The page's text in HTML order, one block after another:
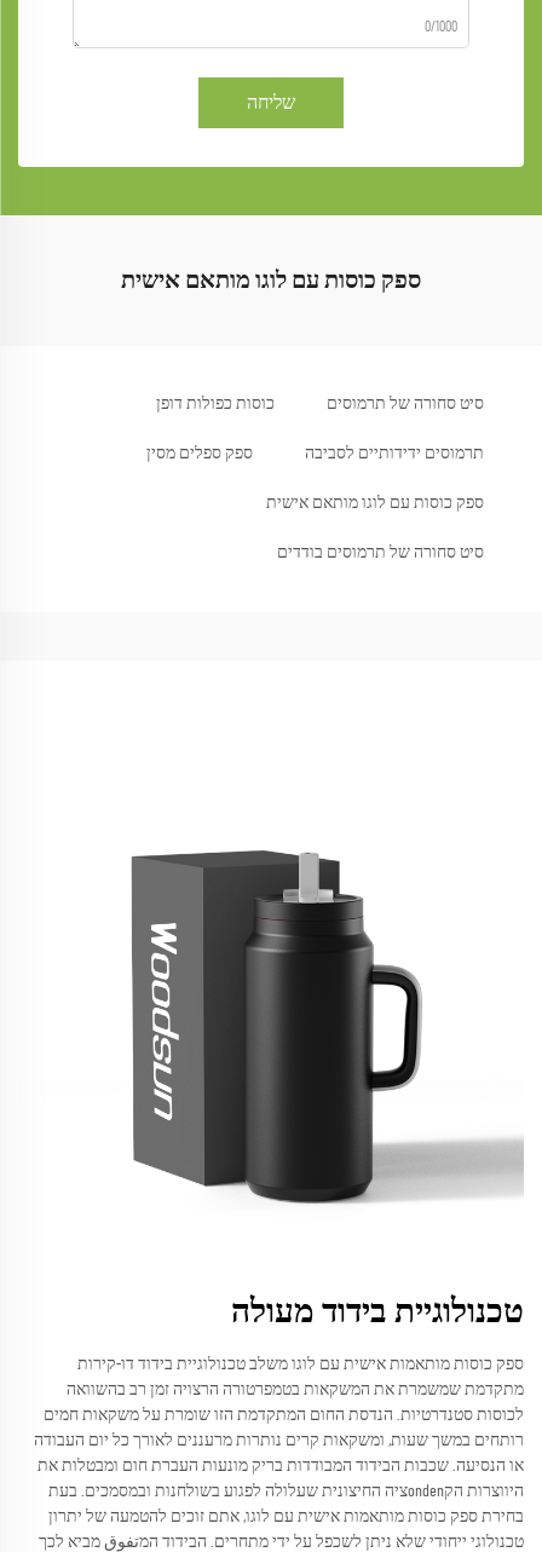
0/1000
שליחה
ספק כוסות עם לוגו מותאם אישית
סיט סחורה של תרמוסים כוסות כפולות דופן
תרמוסים ידידותיים לסביבה ספק ספלים מסין
ספק כוסות עם לוגו מותאם אישית
סיט סחורה של תרמוסים בודדים
טכנולוגיית בידוד מעולה
ספק כוסות מותאמות אישית עם לוגו משלב טכנולוגיית בידוד דו-קירות
מתקדמת שמשמרת את המשקאות בטמפרטורה הרצויה זמן רב בהשוואה
לכוסות סטנדרטיות. הנדסת החום המתקדמת הזו שומרת על משקאות חמים
רותחים במשך שעות, ומשקאות קרים נותרות מרעננים לאורך כל יום העבודה
או הנסיעה. שכבות הבידוד המבודדות בריק מונעות העברת חום ומבטלות את
היווצרות הקondenציה החיצונית שעלולה לפגוע בשולחנות ובמסמכים. בעת
בחירת ספק כוסות מותאמות אישית עם לוגו, אתם זוכים להטמעה של יתרון
טכנולוגי ייחודי שלא ניתן לשכפל על ידי מתחרים. הבידוד המتفوق מביא לכך